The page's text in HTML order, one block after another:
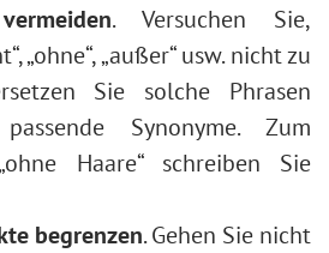
. Versuchen Sie,
„ohne“, „außer“ usw. nicht zu
Sie solche Phrasen
Synonyme. Zum
Haare“ schreiben Sie
begrenzen. Gehen Sie nicht